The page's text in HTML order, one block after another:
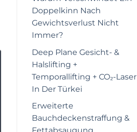
Doppelkinn Nach
Gewichtsverlust Nicht
Immer?
Deep Plane Gesicht- &
Halslifting +
Temporallifting + CO₂-Laser
In Der Türkei
Erweiterte
Bauchdeckenstraffung &